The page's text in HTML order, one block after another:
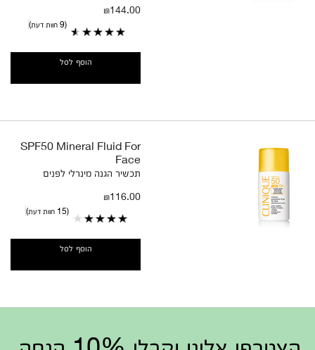
₪144.00
9 חוות דעת
הוסף לסל
SPF50 Mineral Fluid For
Face
תכשיר הגנה מינרלי לפנים
₪116.00
15 חוות דעת
הוסף לסל